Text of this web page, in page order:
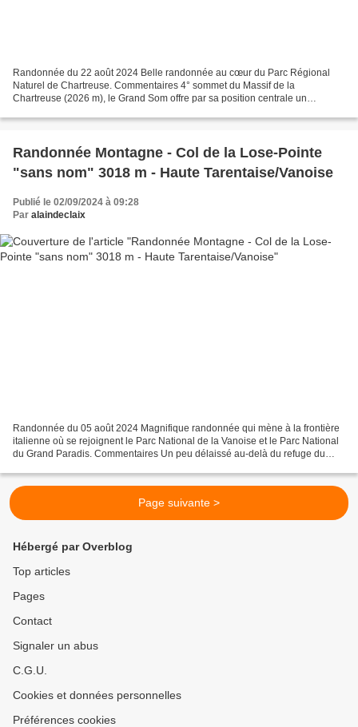
Randonnée du 22 août 2024 Belle randonnée au cœur du Parc Régional
Naturel de Chartreuse. Commentaires 4° sommet du Massif de la
Chartreuse (2026 m), le Grand Som offre par sa position centrale un
Randonnée Montagne - Col de la Lose-Pointe
"sans nom" 3018 m - Haute Tarentaise/Vanoise
Publié le 02/09/2024 à 09:28
Par alaindeclaix
Randonnée du 05 août 2024 Magnifique randonnée qui mène à la frontière
italienne où se rejoignent le Parc National de la Vanoise et le Parc National
du Grand Paradis. Commentaires Un peu délaissé au-delà du refuge du
Page suivante >
Hébergé par Overblog
Top articles
Pages
Contact
Signaler un abus
C.G.U.
Cookies et données personnelles
Préférences cookies